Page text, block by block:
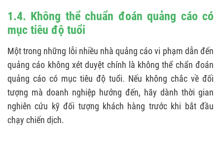
1.4. Không thể chuẩn đoán quảng cáo có
mục tiêu độ tuổi
Một trong những lỗi nhiều nhà quảng cáo vi phạm dẫn đến
quảng cáo không xét duyệt chính là không thể chẩn đoán
quảng cáo có mục tiêu độ tuổi. Nếu không chắc về đối
tượng mà doanh nghiệp hướng đến, hãy dành thời gian
nghiên cứu kỹ đối tượng khách hàng trước khi bắt đầu
chạy chiến dịch.